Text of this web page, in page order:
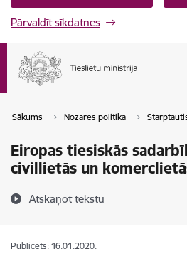
Pārvaldīt sīkdatnes
Sākums Nozares politika
Eiropas tiesiskās
civillietās un
Atskaņot tekstu
Publicēts: 16.01.2020.